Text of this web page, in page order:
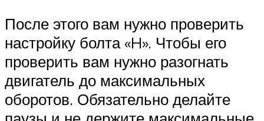
После этого вам нужно проверить
настройку болта «H». Чтобы его
проверить вам нужно разогнать
двигатель до максимальных
оборотов. Обязательно делайте